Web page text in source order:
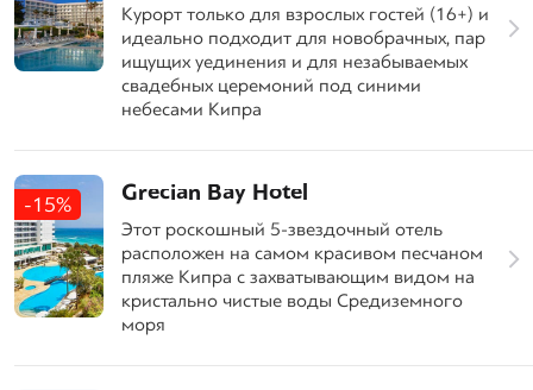
Курорт только для взрослых гостей (16+) и
идеально подходит для новобрачных, пар
ищущих уединения и для незабываемых
свадебных церемоний под синими
небесами Кипра
-15% Grecian Bay Hotel
Этот роскошный 5-звездочный отель
расположен на самом красивом песчаном
пляже Кипра с захватывающим видом на
кристально чистые воды Средиземного
моря